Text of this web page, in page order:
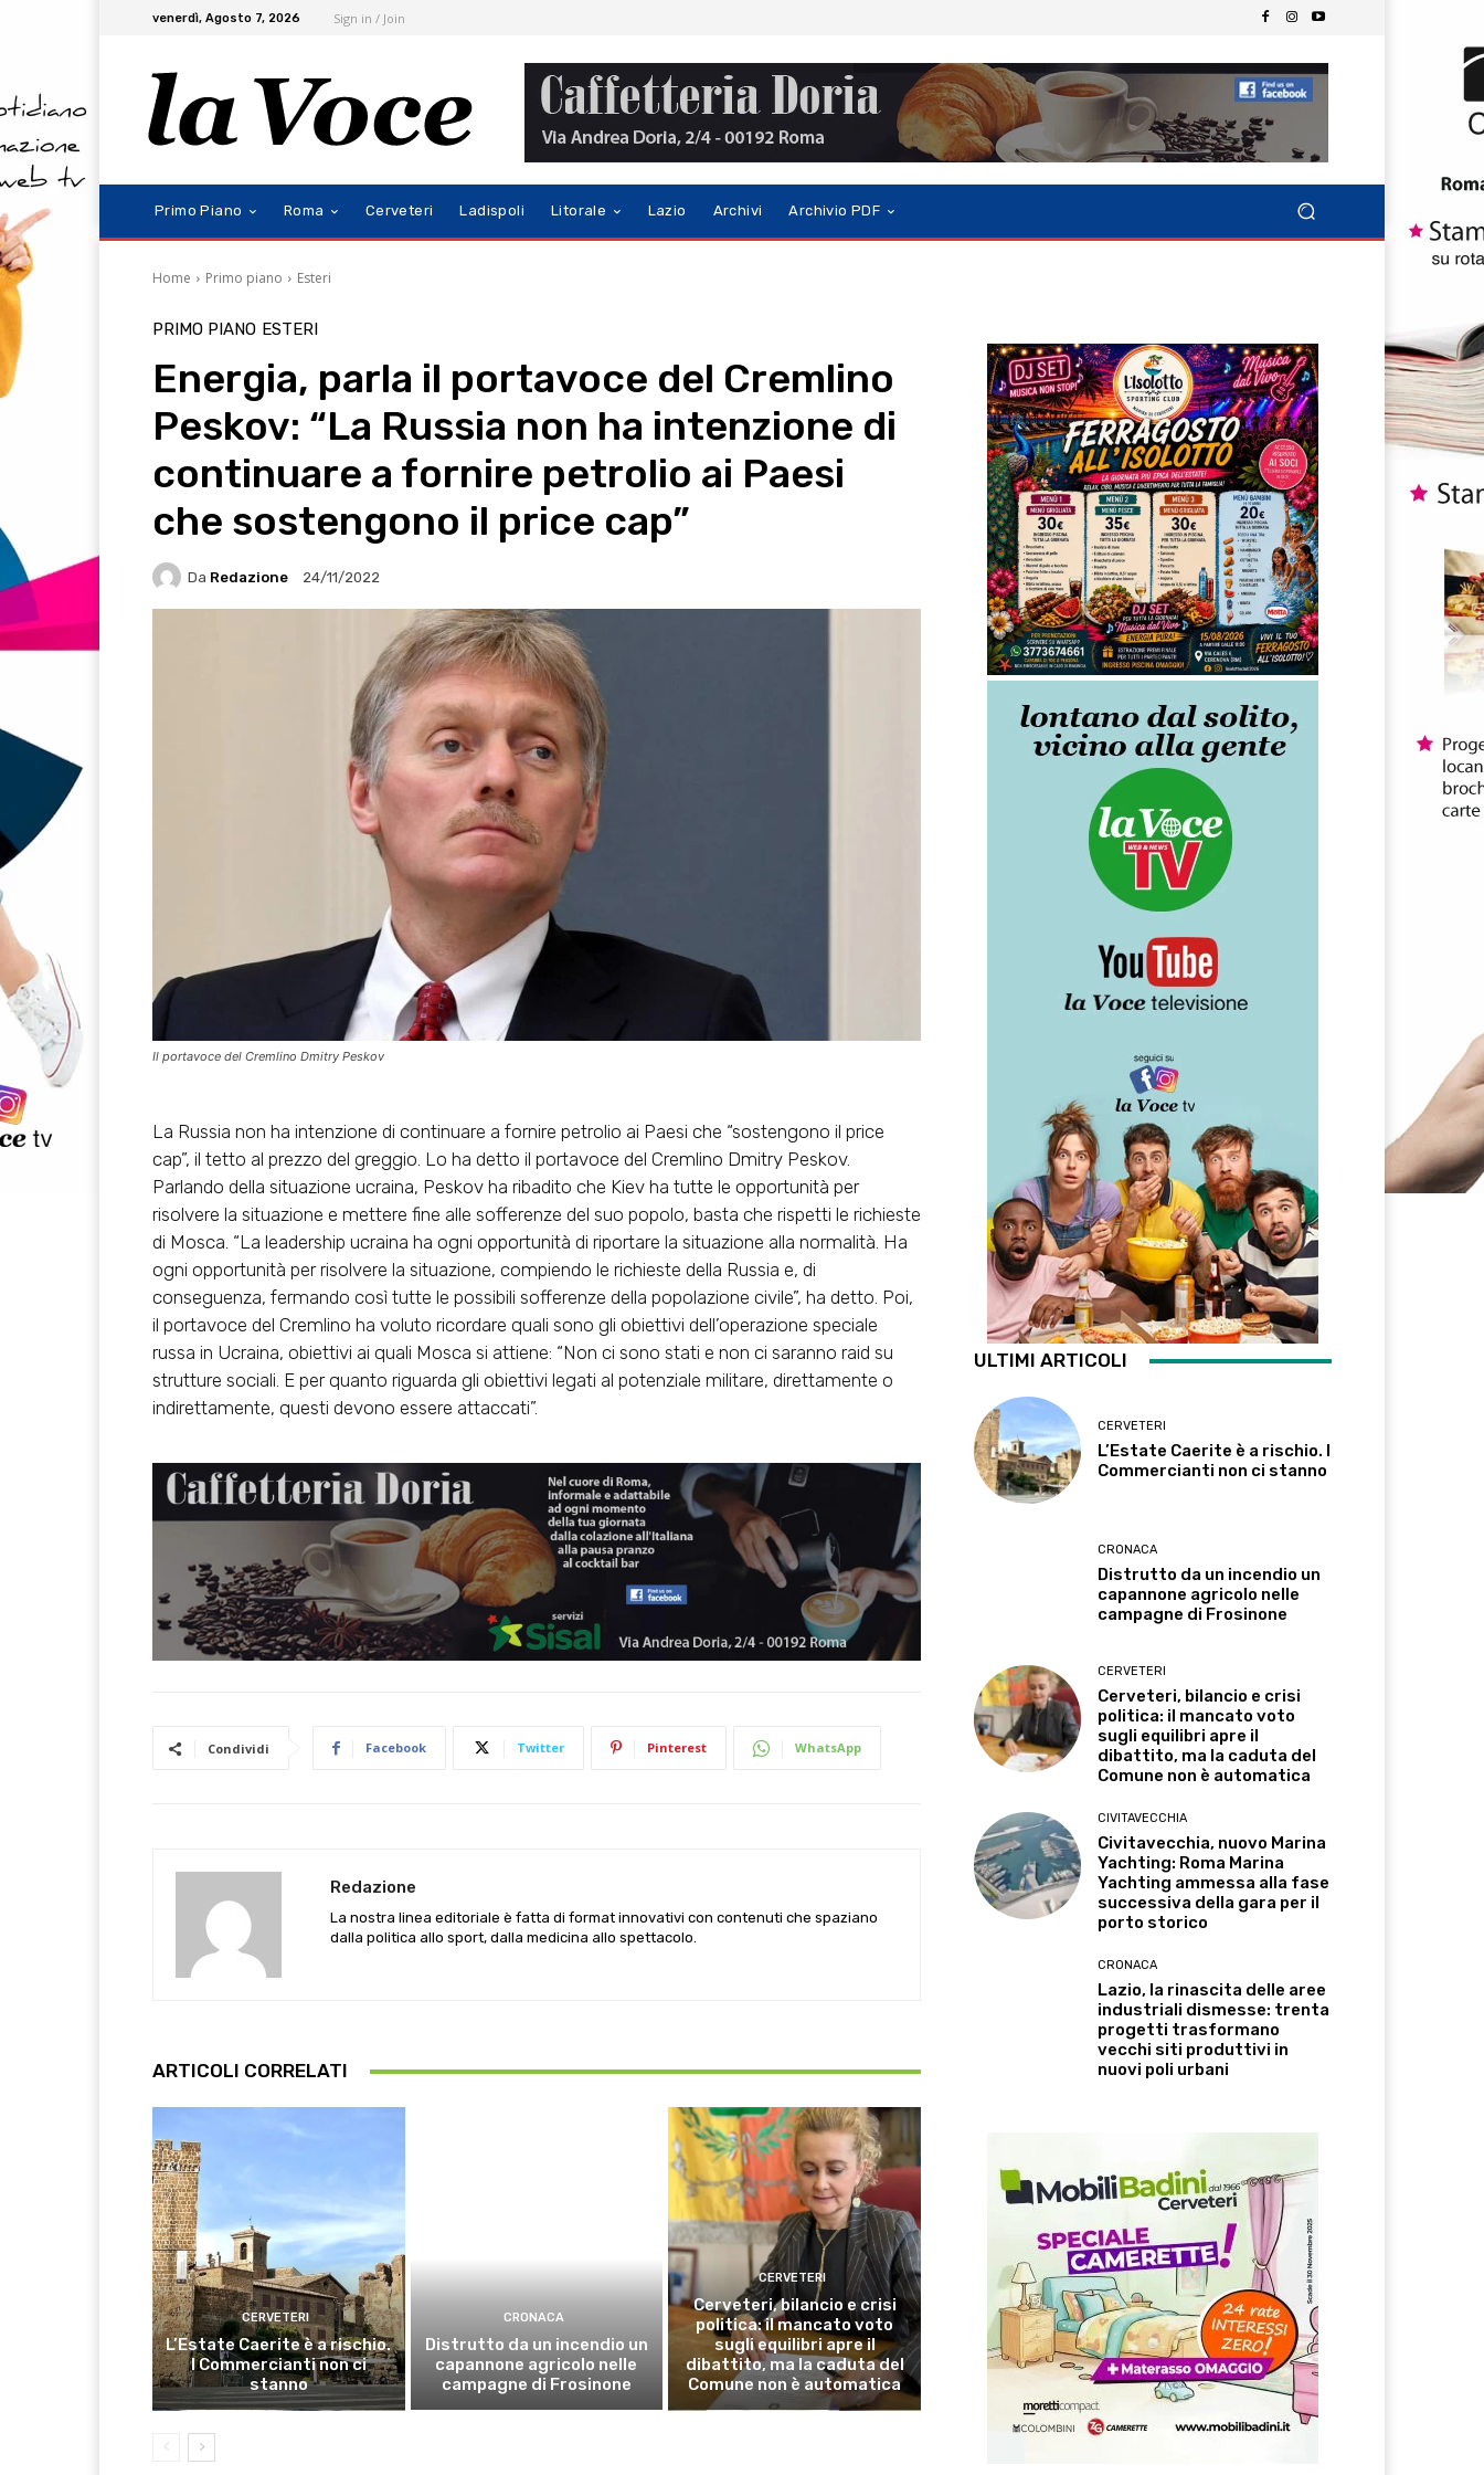
venerdì, Agosto 7, 2026 Sign in / Join
Primo Piano Roma Cerveteri Ladispoli Litorale Lazio Archivi Archivio PDF
Home Primo piano Esteri
PRIMO PIANO ESTERI
Energia, parla il portavoce del Cremlino
Peskov: “La Russia non ha intenzione di
continuare a fornire petrolio ai Paesi
che sostengono il price cap”
Da Redazione 24/11/2022
Il portavoce del Cremlino Dmitry Peskov
La Russia non ha intenzione di continuare a fornire petrolio ai Paesi che “sostengono il price
cap”, il tetto al prezzo del greggio. Lo ha detto il portavoce del Cremlino Dmitry Peskov.
Parlando della situazione ucraina, Peskov ha ribadito che Kiev ha tutte le opportunità per
risolvere la situazione e mettere fine alle sofferenze del suo popolo, basta che rispetti le richieste
di Mosca. “La leadership ucraina ha ogni opportunità di riportare la situazione alla normalità. Ha
ogni opportunità per risolvere la situazione, compiendo le richieste della Russia e, di
conseguenza, fermando così tutte le possibili sofferenze della popolazione civile”, ha detto. Poi,
il portavoce del Cremlino ha voluto ricordare quali sono gli obiettivi dell’operazione speciale
russa in Ucraina, obiettivi ai quali Mosca si attiene: “Non ci sono stati e non ci saranno raid su
strutture sociali. E per quanto riguarda gli obiettivi legati al potenziale militare, direttamente o
indirettamente, questi devono essere attaccati”.
Condividi Facebook Twitter Pinterest WhatsApp
Redazione
La nostra linea editoriale è fatta di format innovativi con contenuti che spaziano
dalla politica allo sport, dalla medicina allo spettacolo.
ARTICOLI CORRELATI
CERVETERI
L’Estate Caerite è a rischio.
I Commercianti non ci
stanno
CRONACA
Distrutto da un incendio un
capannone agricolo nelle
campagne di Frosinone
CERVETERI
Cerveteri, bilancio e crisi
politica: il mancato voto
sugli equilibri apre il
dibattito, ma la caduta del
Comune non è automatica
ULTIMI ARTICOLI
CERVETERI
L’Estate Caerite è a rischio. I
Commercianti non ci stanno
CRONACA
Distrutto da un incendio un
capannone agricolo nelle
campagne di Frosinone
CERVETERI
Cerveteri, bilancio e crisi
politica: il mancato voto
sugli equilibri apre il
dibattito, ma la caduta del
Comune non è automatica
CIVITAVECCHIA
Civitavecchia, nuovo Marina
Yachting: Roma Marina
Yachting ammessa alla fase
successiva della gara per il
porto storico
CRONACA
Lazio, la rinascita delle aree
industriali dismesse: trenta
progetti trasformano
vecchi siti produttivi in
nuovi poli urbani